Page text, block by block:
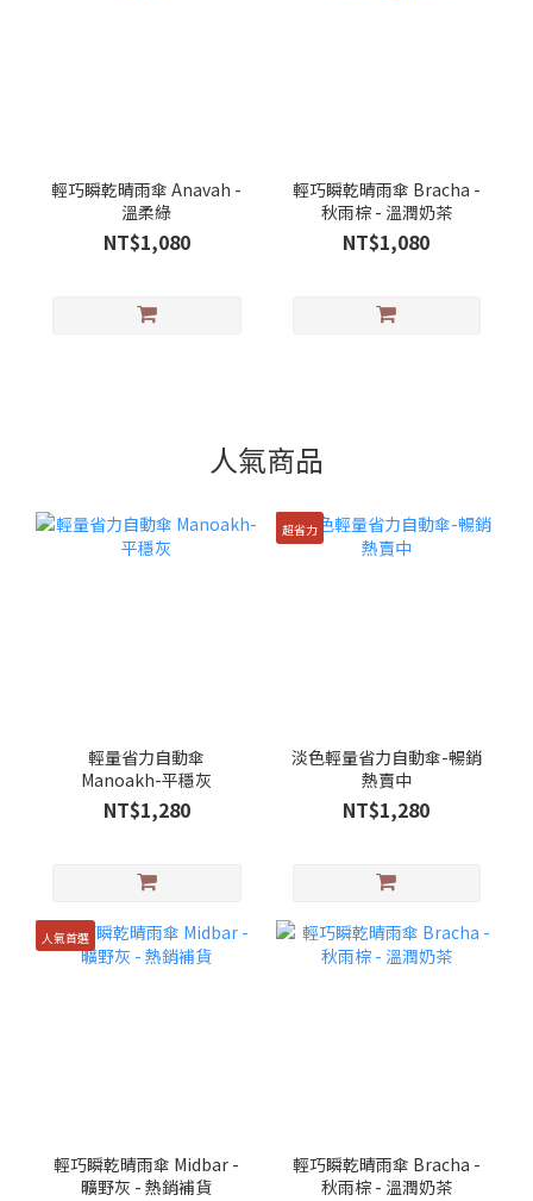
輕巧瞬乾晴雨傘 Anavah -
溫柔綠
NT$1,080
輕巧瞬乾晴雨傘 Bracha -
秋雨棕 - 溫潤奶茶
NT$1,080
人氣商品
輕量省力自動傘
Manoakh-平穩灰
NT$1,280
超省力
淡色輕量省力自動傘-暢銷
熱賣中
NT$1,280
人氣首選
輕巧瞬乾晴雨傘 Midbar -
曠野灰 - 熱銷補貨
輕巧瞬乾晴雨傘 Bracha -
秋雨棕 - 溫潤奶茶